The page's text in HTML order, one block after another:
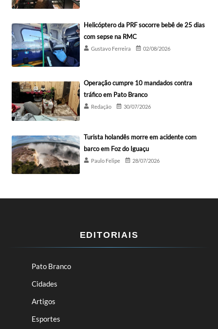
Helicóptero da PRF socorre bebê de 25 dias
com sepse na RMC
Gustavo Ferreira 02/08/2026
Operação cumpre 10 mandados contra
tráfico em Pato Branco
Redação 30/07/2026
Turista holandês morre em acidente com
barco em Foz do Iguaçu
Paulo Felipe 28/07/2026
EDITORIAIS
Pato Branco
Cidades
Artigos
Esportes